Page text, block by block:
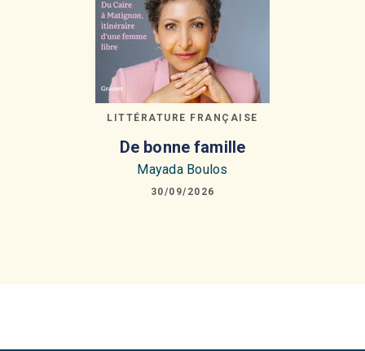
LITTÉRATURE FRANÇAISE
De bonne famille
Mayada Boulos
30/09/2026